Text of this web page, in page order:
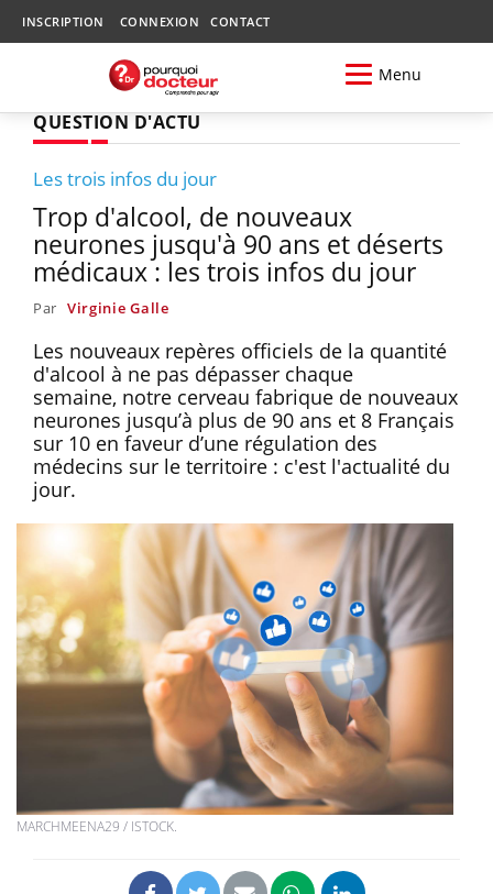
INSCRIPTION CONNEXION CONTACT
Menu
QUESTION D'ACTU
Les trois infos du jour
Trop d'alcool, de nouveaux
neurones jusqu'à 90 ans et déserts
médicaux : les trois infos du jour
Par Virginie Galle
Les nouveaux repères officiels de la quantité
d'alcool à ne pas dépasser chaque
semaine, notre cerveau fabrique de nouveaux
neurones jusqu’à plus de 90 ans et 8 Français
sur 10 en faveur d’une régulation des
médecins sur le territoire : c'est l'actualité du
jour.
MARCHMEENA29 / ISTOCK.